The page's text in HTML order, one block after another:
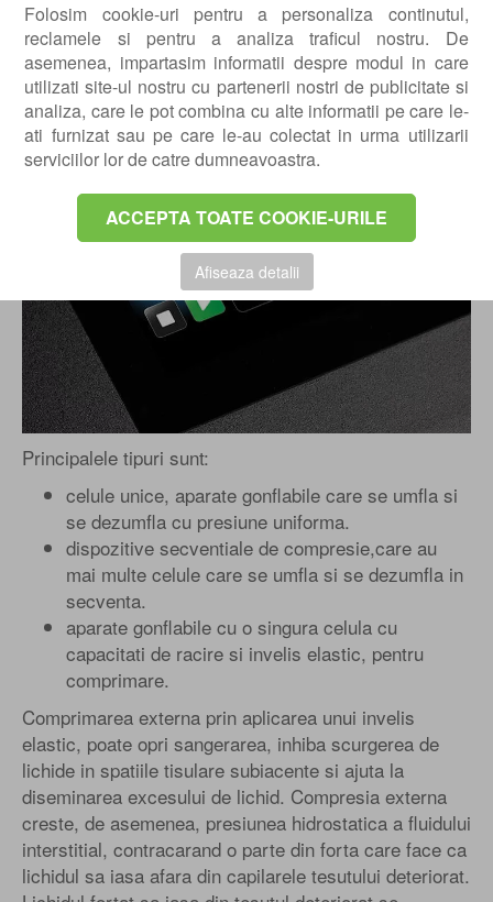
Folosim cookie-uri pentru a personaliza continutul,
reclamele si pentru a analiza traficul nostru. De
asemenea, impartasim informatii despre modul in care
utilizati site-ul nostru cu partenerii nostri de publicitate si
analiza, care le pot combina cu alte informatii pe care le-
ati furnizat sau pe care le-au colectat in urma utilizarii
serviciilor lor de catre dumneavoastra.
ACCEPTA TOATE COOKIE-URILE
Afiseaza detalii
Principalele tipuri sunt:
celule unice, aparate gonflabile care se umfla si
se dezumfla cu presiune uniforma.
dispozitive secventiale de compresie,care au
mai multe celule care se umfla si se dezumfla in
secventa.
aparate gonflabile cu o singura celula cu
capacitati de racire si invelis elastic, pentru
comprimare.
Comprimarea externa prin aplicarea unui invelis
elastic, poate opri sangerarea, inhiba scurgerea de
lichide in spatiile tisulare subiacente si ajuta la
diseminarea excesului de lichid. Compresia externa
creste, de asemenea, presiunea hidrostatica a fluidului
interstitial, contracarand o parte din forta care face ca
lichidul sa iasa afara din capilarele tesutului deteriorat.